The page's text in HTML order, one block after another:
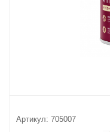
Артикул: 705007